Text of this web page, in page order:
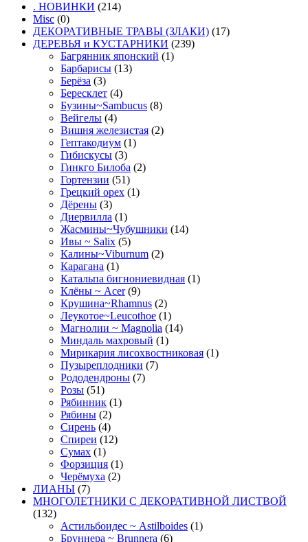
. НОВИНКИ (214)
Misc (0)
ДЕКОРАТИВНЫЕ ТРАВЫ (ЗЛАКИ) (17)
ДЕРЕВЬЯ и КУСТАРНИКИ (239)
Багрянник японский (1)
Барбарисы (13)
Берёза (3)
Бересклет (4)
Бузины~Sambucus (8)
Вейгелы (4)
Вишня железистая (2)
Гептакодиум (1)
Гибискусы (3)
Гинкго Билоба (2)
Гортензии (51)
Грецкий орех (1)
Дёрены (3)
Диервилла (1)
Жасмины~Чубушники (14)
Ивы ~ Salix (5)
Калины~Viburnum (2)
Карагана (1)
Катальпа бигнониевидная (1)
Клёны ~ Acer (9)
Крушина~Rhamnus (2)
Леукотое~Leucothoe (1)
Магнолии ~ Magnolia (14)
Миндаль махровый (1)
Мирикария лисохвостниковая (1)
Пузыреплодники (7)
Рододендроны (7)
Розы (51)
Рябинник (1)
Рябины (2)
Сирень (4)
Спиреи (12)
Сумах (1)
Форзиция (1)
Черёмуха (2)
ЛИАНЫ (7)
МНОГОЛЕТНИКИ С ДЕКОРАТИВНОЙ ЛИСТВОЙ
(132)
Астильбоидес ~ Astilboides (1)
Бруннера ~ Brunnera (6)